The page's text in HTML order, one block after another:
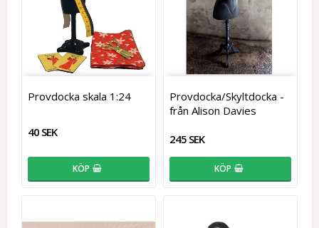
Provdocka skala 1:24
40 SEK
KÖP
Provdocka/Skyltdocka -
från Alison Davies
245 SEK
KÖP